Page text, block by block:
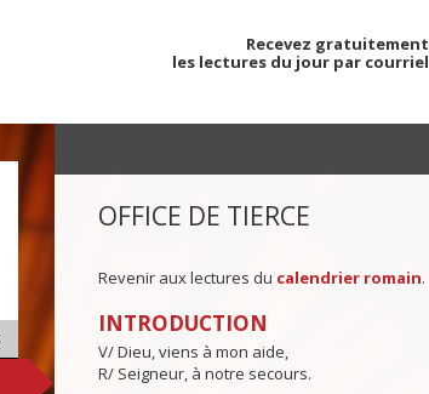
Recevez gratuitement
les lectures du jour par courriel
OFFICE DE TIERCE
Revenir aux lectures du calendrier romain.
INTRODUCTION
V/ Dieu, viens à mon aide,
R/ Seigneur, à notre secours.